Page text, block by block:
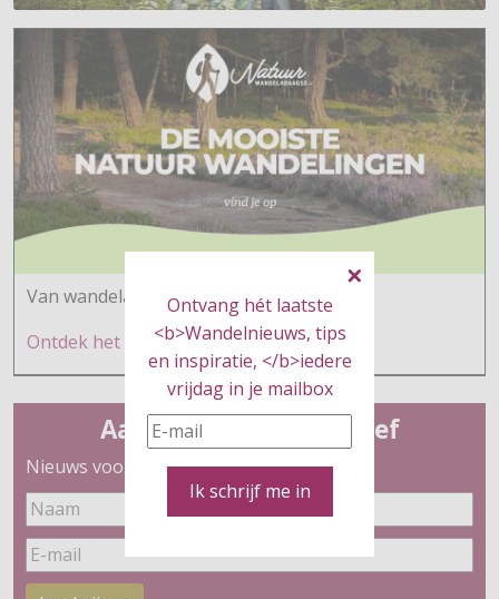
Ontvang hét laatste
<b>Wandelnieuws, tips
en inspiratie, </b>iedere
vrijdag in je mailbox
Ik schrijf me in
Van wandelaars voor wandelaars
Ontdek het hier
Aanmelden nieuwsbrief
Nieuws voor wandelaars